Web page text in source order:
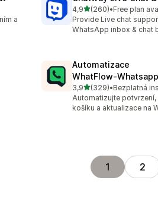
a
4,9z 5 hvězd
(260)
Celkový počet recenzí:
•Free plan
Provide Live chat
WhatsApp inbox & chat
Automatizace
WhatFlow‑Whatsapp
3,9z 5 hvězd
(329)
Celkový počet recenzí:
•Bezplatná
Automatizujte
košíku a aktualizace na
1 2